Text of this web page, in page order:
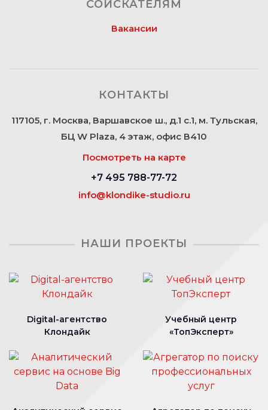
СОИСКАТЕЛЯМ
Вакансии
КОНТАКТЫ
117105, г. Москва, Варшавское ш., д.1 с.1, м. Тульская,
БЦ W Plaza, 4 этаж, офис В410
Посмотреть на карте
+7 495 788-77-72
info@klondike-studio.ru
НАШИ ПРОЕКТЫ
Digital-агентство
Клондайк
Учебный центр
«ТопЭксперт»